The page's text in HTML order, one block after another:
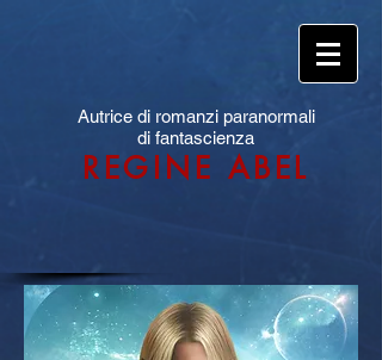
Autrice di romanzi paranormali
di fantascienza
REGINE ABEL